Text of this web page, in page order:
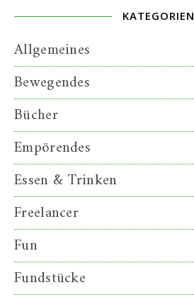
KATEGORIEN
Allgemeines
Bewegendes
Bücher
Empörendes
Essen & Trinken
Freelancer
Fun
Fundstücke